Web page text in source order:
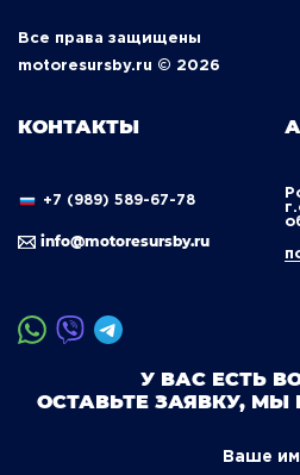
Все права защищены
motoresursby.ru © 2026
КОНТАКТЫ
+7 (989) 589-67-78
info@motoresursby.ru
У ВАС ЕСТЬ
ОСТАВЬТЕ ЗАЯВКУ,
Ваше